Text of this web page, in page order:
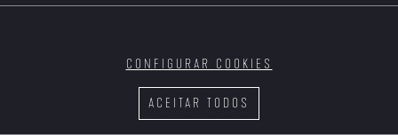
ACEITAR TODOS
CONFIGURAR COOKIES